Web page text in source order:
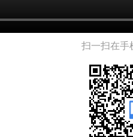
扫一扫在手